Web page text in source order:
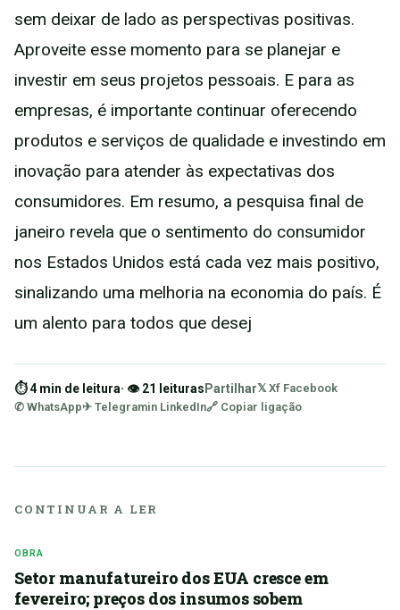
sem deixar de lado as perspectivas positivas.
Aproveite esse momento para se planejar e
investir em seus projetos pessoais. E para as
empresas, é importante continuar oferecendo
produtos e serviços de qualidade e investindo em
inovação para atender às expectativas dos
consumidores. Em resumo, a pesquisa final de
janeiro revela que o sentimento do consumidor
nos Estados Unidos está cada vez mais positivo,
sinalizando uma melhoria na economia do país. É
um alento para todos que desej
⏱ 4 min de leitura· 👁 21 leiturasPartilhar𝕏 Xf Facebook
✆ WhatsApp✈ Telegramin LinkedIn🔗 Copiar ligação
CONTINUAR A LER
OBRA
Setor manufatureiro dos EUA cresce em
fevereiro; preços dos insumos sobem